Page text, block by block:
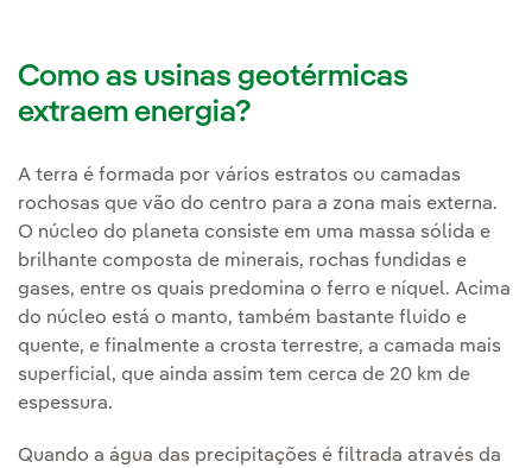
Como as usinas geotérmicas
extraem energia?
A terra é formada por vários estratos ou camadas
rochosas que vão do centro para a zona mais externa.
O núcleo do planeta consiste em uma massa sólida e
brilhante composta de minerais, rochas fundidas e
gases, entre os quais predomina o ferro e níquel. Acima
do núcleo está o manto, também bastante fluido e
quente, e finalmente a crosta terrestre, a camada mais
superficial, que ainda assim tem cerca de 20 km de
espessura.
Quando a água das precipitações é filtrada através da